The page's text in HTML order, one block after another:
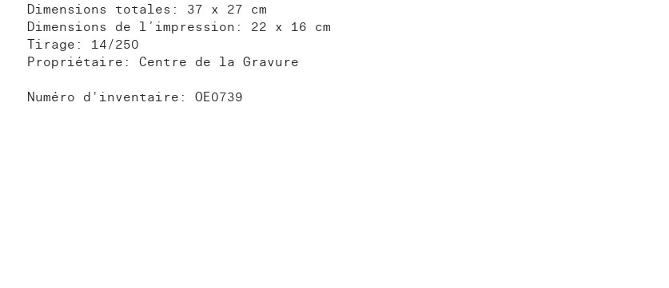
Dimensions totales: 37 x 27 cm
Dimensions de l’impression: 22 x 16 cm
Tirage: 14/250
Propriétaire: Centre de la Gravure
Numéro d'inventaire: OE0739